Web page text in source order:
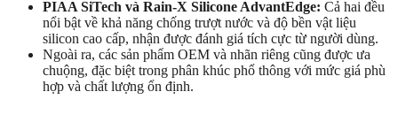
PIAA SiTech và Rain-X Silicone AdvantEdge: Cả hai đều
nổi bật về khả năng chống trượt nước và độ bền vật liệu
silicon cao cấp, nhận được đánh giá tích cực từ người dùng.
Ngoài ra, các sản phẩm OEM và nhãn riêng cũng được ưa
chuộng, đặc biệt trong phân khúc phổ thông với mức giá phù
hợp và chất lượng ổn định.